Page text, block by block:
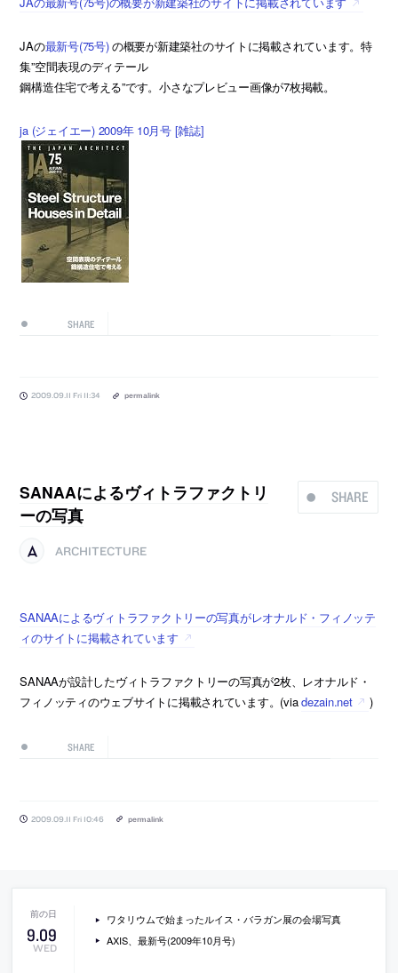
JAの最新号(75号)の概要が新建築社のサイトに掲載されています。特
集”空間表現のディテール
鋼構造住宅で考える”です。小さなプレビュー画像が7枚掲載。
ja (ジェイエー) 2009年 10月号 [雑誌]
SHARE
2009.09.11 Fri 11:34 permalink
SHARE
SANAAによるヴィトラファクトリ
ーの写真
ARCHITECTURE
SANAAによるヴィトラファクトリーの写真がレオナルド・フィノッテ
ィのサイトに掲載されています
SANAAが設計したヴィトラファクトリーの写真が2枚、レオナルド・
フィノッティのウェブサイトに掲載されています。(viadezain.net )
SHARE
2009.09.11 Fri 10:46 permalink
9.09
WED
ワタリウムで始まったルイス・バラガン展の会場写真
AXIS、最新号(2009年10月号)